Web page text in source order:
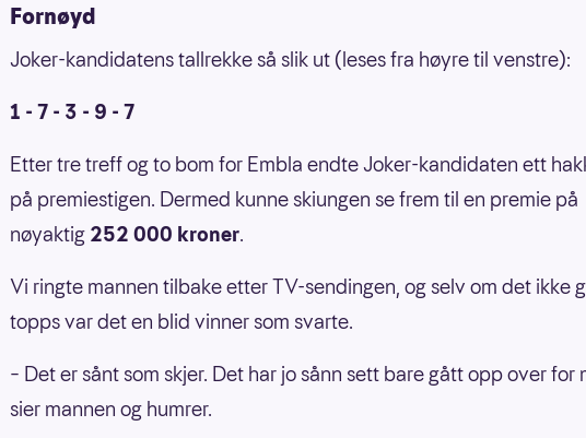
Fornøyd
Joker-kandidatens tallrekke så slik ut (leses fra høyre til venstre):
1 - 7 - 3 - 9 - 7
Etter tre treff og to bom for Embla endte Joker-kandidaten ett
på premiestigen. Dermed kunne skiungen se frem til en premie på
nøyaktig 252 000 kroner.
Vi ringte mannen tilbake etter TV-sendingen, og selv om det ikke
topps var det en blid vinner som svarte.
– Det er sånt som skjer. Det har jo sånn sett bare gått opp over for
sier mannen og humrer.